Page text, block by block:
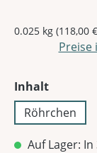
0.025 kg (118,00
Preise
Inhalt
Röhrchen
Auf Lager: